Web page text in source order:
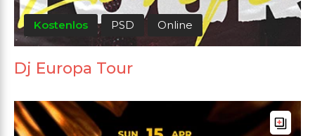
Kostenlos PSD Online
Dj Europa Tour